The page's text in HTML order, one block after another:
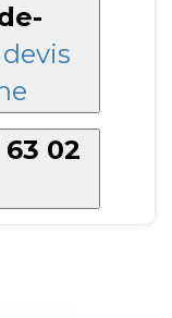
devis
02